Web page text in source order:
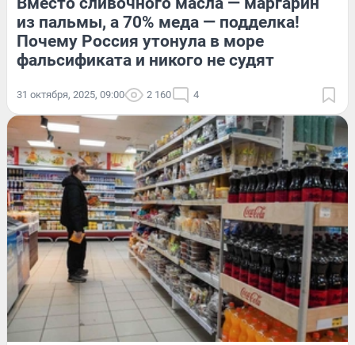
из пальмы, а 70% меда — подделка!
Почему Россия утонула в море
фальсификата и никого не судят
31 октября, 2025, 09:00 2 160 4